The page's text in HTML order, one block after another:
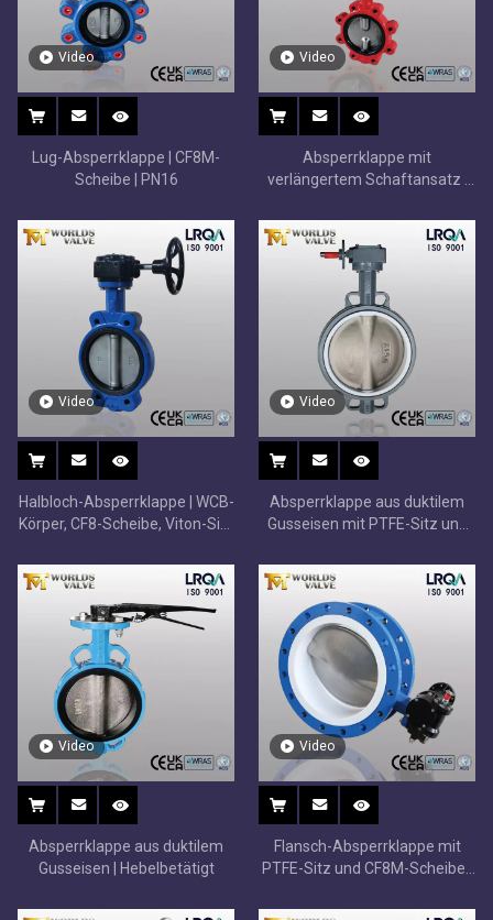
Video
Lug-Absperrklappe | CF8M-
Scheibe | PN16
Video
Absperrklappe mit
verlängertem Schaftansatz |
Video
Halbloch-Absperrklappe | WCB-
Körper, CF8-Scheibe, Viton-Sitz
10K
Video
Absperrklappe aus duktilem
Gusseisen mit PTFE-Sitz und
Video
Absperrklappe aus duktilem
Gusseisen | Hebelbetätigt
Video
Flansch-Absperrklappe mit
PTFE-Sitz und CF8M-Scheibe |